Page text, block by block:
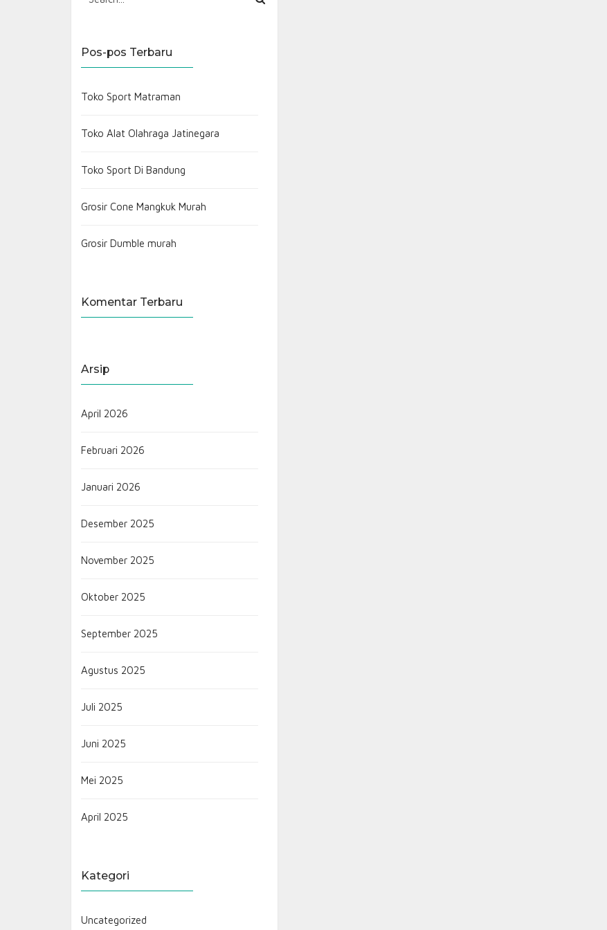
Pos-pos Terbaru
Toko Sport Matraman
Toko Alat Olahraga Jatinegara
Toko Sport Di Bandung
Grosir Cone Mangkuk Murah
Grosir Dumble murah
Komentar Terbaru
Arsip
April 2026
Februari 2026
Januari 2026
Desember 2025
November 2025
Oktober 2025
September 2025
Agustus 2025
Juli 2025
Juni 2025
Mei 2025
April 2025
Kategori
Uncategorized